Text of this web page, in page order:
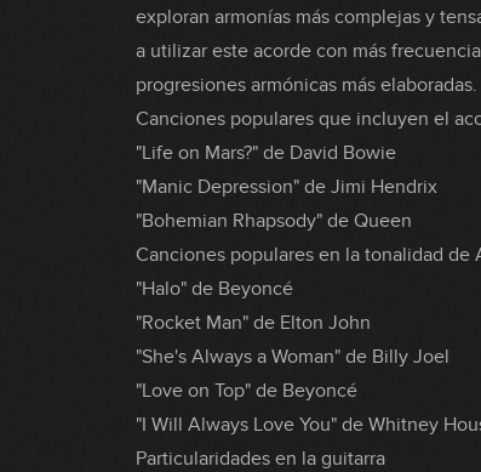
exploran armonías más complejas y
a utilizar este acorde con más
progresiones armónicas más elaboradas.
Canciones populares que incluyen el
"Life on Mars?" de David Bowie
"Manic Depression" de Jimi Hendrix
"Bohemian Rhapsody" de Queen
Canciones populares en la tonalidad de
"Halo" de Beyoncé
"Rocket Man" de Elton John
"She's Always a Woman" de Billy Joel
"Love on Top" de Beyoncé
"I Will Always Love You" de Whitney
Particularidades en la guitarra